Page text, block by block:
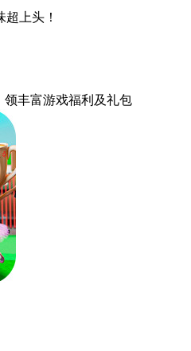
上头！
领丰富游戏福利 及礼包